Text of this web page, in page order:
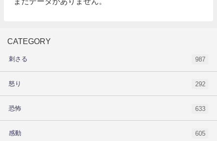
CATEGORY
刺さる 987
怒り 292
恐怖 633
感動 605